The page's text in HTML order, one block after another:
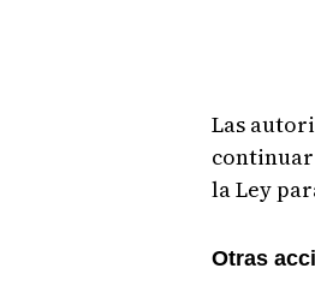
Las
la Ley
Otras